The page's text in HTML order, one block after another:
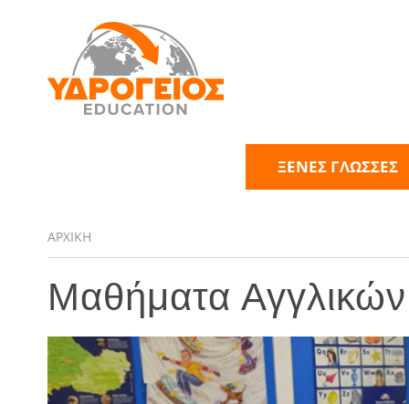
ΞΕΝΕΣ ΓΛΩΣΣΕΣ
ΑΡΧΙΚΗ
Μαθήματα